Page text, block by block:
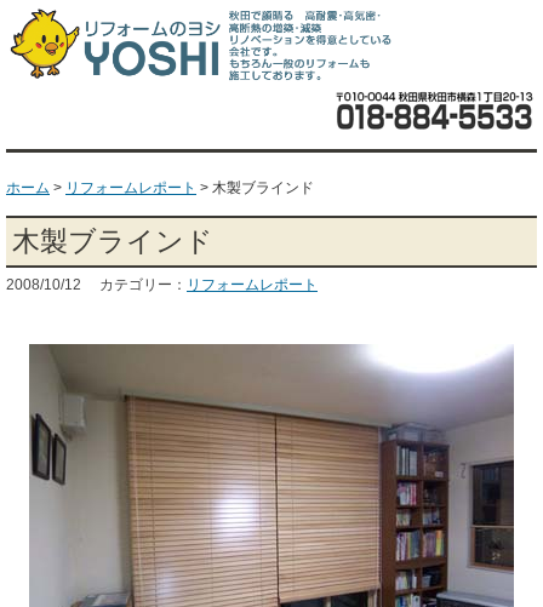
ホーム > リフォームレポート > 木製ブラインド
木製ブラインド
2008/10/12 カテゴリー： リフォームレポート